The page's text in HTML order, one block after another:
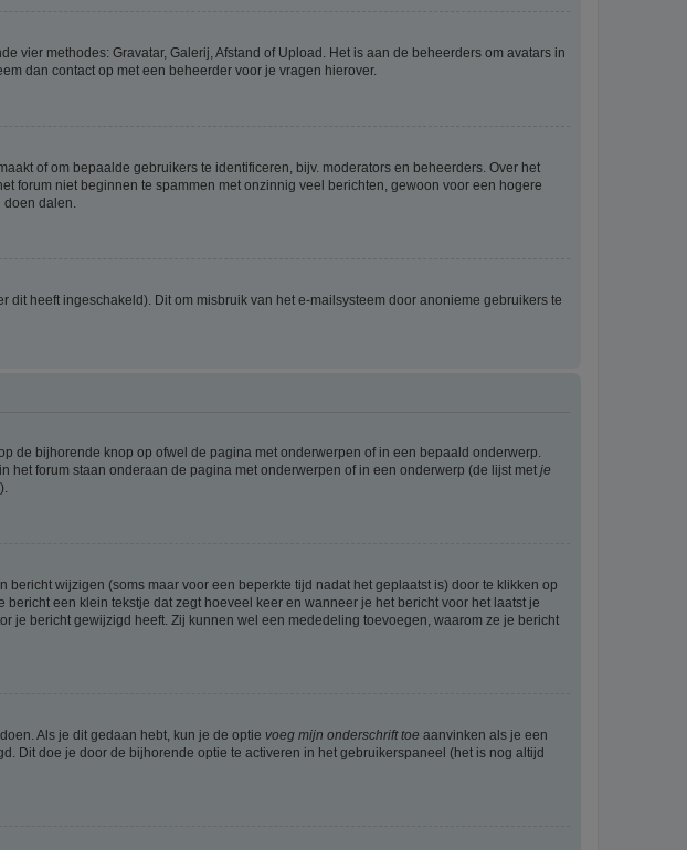
vier methodes: Gravatar, Galerij, Afstand of Upload. Het is aan de beheerders om avatars in
dan contact op met een beheerder voor je vragen hierover.
of om bepaalde gebruikers te identificeren, bijv. moderators en beheerders. Over het
forum niet beginnen te spammen met onzinnig veel berichten, gewoon voor een hogere
doen dalen.
heeft ingeschakeld). Dit om misbruik van het e-mailsysteem door anonieme gebruikers te
de bijhorende knop op ofwel de pagina met onderwerpen of in een bepaald onderwerp.
forum staan onderaan de pagina met onderwerpen of in een onderwerp (de lijst met je
).
wijzigen (soms maar voor een beperkte tijd nadat het geplaatst is) door te klikken op
een klein tekstje dat zegt hoeveel keer en wanneer je het bericht voor het laatst je
je bericht gewijzigd heeft. Zij kunnen wel een mededeling toevoegen, waarom ze je bericht
Als je dit gedaan hebt, kun je de optie voeg mijn onderschrift toe aanvinken als je een
Dit doe je door de bijhorende optie te activeren in het gebruikerspaneel (het is nog altijd